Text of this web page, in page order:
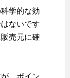
学的な効
ないです
売元に確
、ポイン